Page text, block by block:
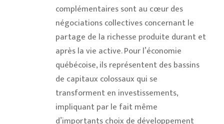
complémentaires sont au cœur des
négociations collectives concernant le
partage de la richesse produite durant et
après la vie active. Pour l’économie
québécoise, ils représentent des bassins
de capitaux colossaux qui se
transforment en investissements,
impliquant par le fait même
d’importants choix de développement